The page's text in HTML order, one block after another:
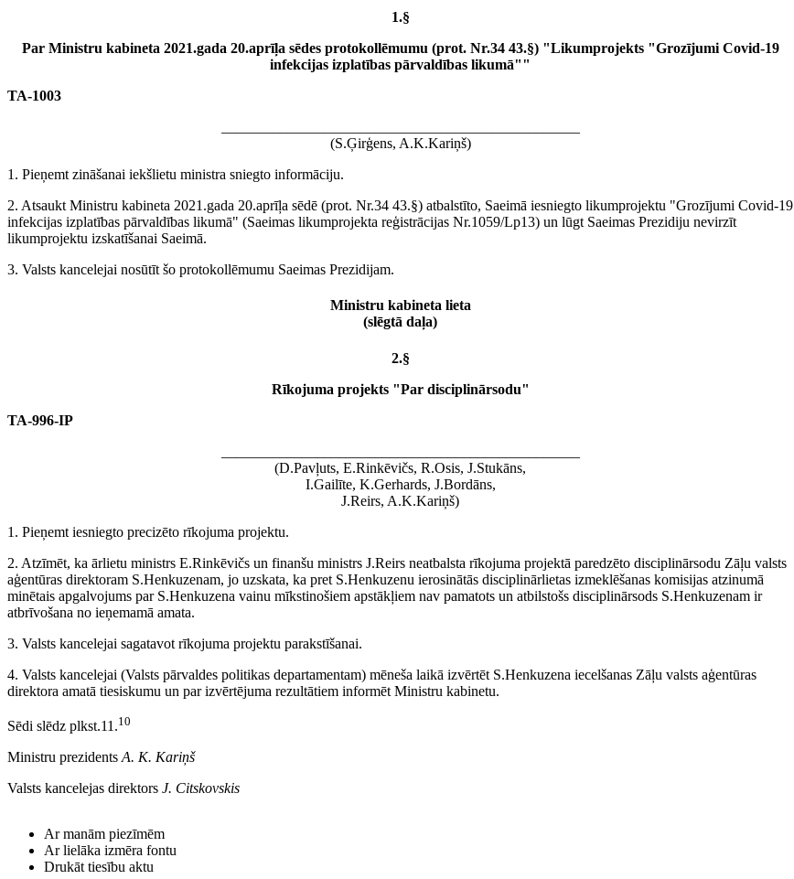
1.§
Par Ministru kabineta 2021.gada 20.aprīļa sēdes protokollēmumu (prot. Nr.34 43.§) "Likumprojekts "Grozījumi Covid-19
infekcijas izplatības pārvaldības likumā""
TA-1003
(S.Ģirģens, A.K.Kariņš)
1. Pieņemt zināšanai iekšlietu ministra sniegto informāciju.
2. Atsaukt Ministru kabineta 2021.gada 20.aprīļa sēdē (prot. Nr.34 43.§) atbalstīto, Saeimā iesniegto likumprojektu "Grozījumi Covid-19
infekcijas izplatības pārvaldības likumā" (Saeimas likumprojekta reģistrācijas Nr.1059/Lp13) un lūgt Saeimas Prezidiju nevirzīt
likumprojektu izskatīšanai Saeimā.
3. Valsts kancelejai nosūtīt šo protokollēmumu Saeimas Prezidijam.
Ministru kabineta lieta
(slēgtā daļa)
2.§
Rīkojuma projekts "Par disciplinārsodu"
TA-996-IP
(D.Pavļuts, E.Rinkēvičs, R.Osis, J.Stukāns,
I.Gailīte, K.Gerhards, J.Bordāns,
J.Reirs, A.K.Kariņš)
1. Pieņemt iesniegto precizēto rīkojuma projektu.
2. Atzīmēt, ka ārlietu ministrs E.Rinkēvičs un finanšu ministrs J.Reirs neatbalsta rīkojuma projektā paredzēto disciplinārsodu Zāļu valsts
aģentūras direktoram S.Henkuzenam, jo uzskata, ka pret S.Henkuzenu ierosinātās disciplinārlietas izmeklēšanas komisijas atzinumā
minētais apgalvojums par S.Henkuzena vainu mīkstinošiem apstākļiem nav pamatots un atbilstošs disciplinārsods S.Henkuzenam ir
atbrīvošana no ieņemamā amata.
3. Valsts kancelejai sagatavot rīkojuma projektu parakstīšanai.
4. Valsts kancelejai (Valsts pārvaldes politikas departamentam) mēneša laikā izvērtēt S.Henkuzena iecelšanas Zāļu valsts aģentūras
direktora amatā tiesiskumu un par izvērtējuma rezultātiem informēt Ministru kabinetu.
Sēdi slēdz plkst.11.10
Ministru prezidents A. K. Kariņš
Valsts kancelejas direktors J. Citskovskis
Ar manām piezīmēm
Ar lielāka izmēra fontu
Drukāt tiesību aktu